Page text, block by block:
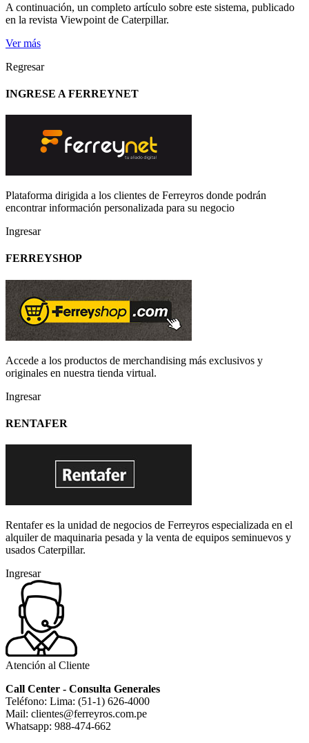
A continuación, un completo artículo sobre este sistema, publicado
en la revista Viewpoint de Caterpillar.
Ver más
Regresar
INGRESE A FERREYNET
Plataforma dirigida a los clientes de Ferreyros donde podrán
encontrar información personalizada para su negocio
Ingresar
FERREYSHOP
Accede a los productos de merchandising más exclusivos y
originales en nuestra tienda virtual.
Ingresar
RENTAFER
Rentafer es la unidad de negocios de Ferreyros especializada en el
alquiler de maquinaria pesada y la venta de equipos seminuevos y
usados Caterpillar.
Ingresar
Atención al Cliente
Call Center - Consulta Generales
Teléfono: Lima: (51-1) 626-4000
Mail: clientes@ferreyros.com.pe
Whatsapp: 988-474-662